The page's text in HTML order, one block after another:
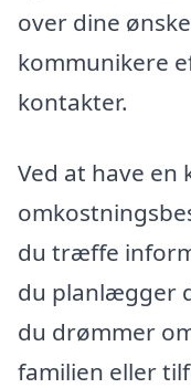
over dine
kommunikere
kontakter.
Ved at have en
du træffe
du planlægger
du drømmer
familien eller